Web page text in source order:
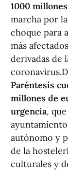
1000
marcha por
choque para
más
derivadas de
Paréntesis
millones de
urgencia,
autónomo y
de la
culturales y